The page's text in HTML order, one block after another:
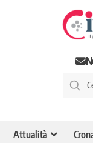
Attualità